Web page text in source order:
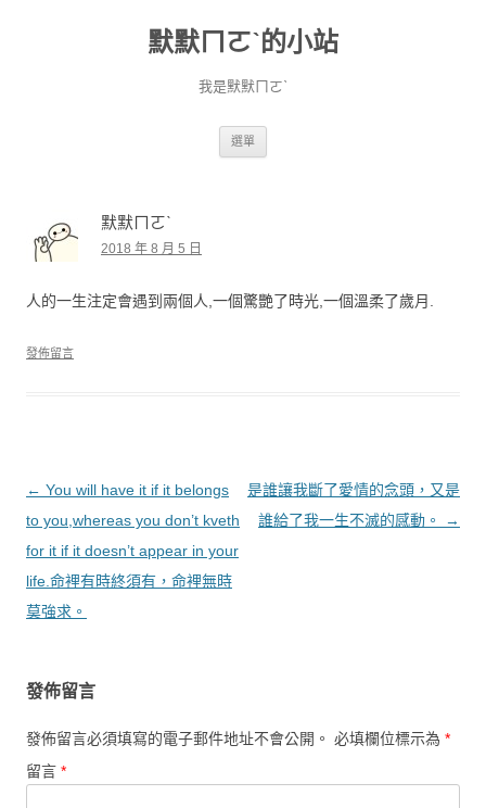
默默ㄇㄛˋ的小站
我是默默ㄇㄛˋ
選單
默默ㄇㄛˋ
2018 年 8 月 5 日
人的一生注定會遇到兩個人,一個驚艷了時光,一個溫柔了歲月.
發佈留言
文章導覽
← You will have it if it belongs
to you,whereas you don’t kveth
for it if it doesn’t appear in your
life.命裡有時終須有，命裡無時
莫強求。
是誰讓我斷了愛情的念頭，又是
誰給了我一生不滅的感動。
→
發佈留言
發佈留言必須填寫的電子郵件地址不會公開。 必填欄位標示為 *
留言 *